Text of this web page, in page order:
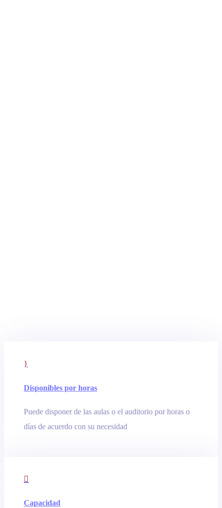
}
Disponibles por horas
Puede disponer de las aulas o el auditorio por horas o
días de acuerdo con su necesidad

Capacidad